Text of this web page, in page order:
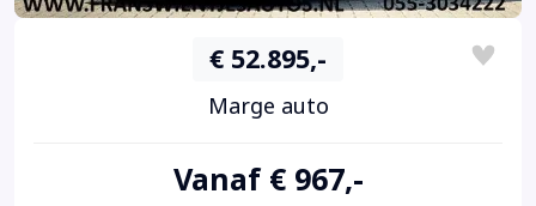
€ 52.895,-
Marge auto
Vanaf € 967,-